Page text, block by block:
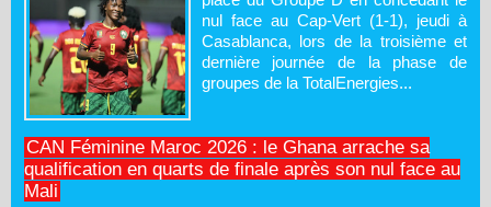
nul face au Cap-Vert (1-1), jeudi à
Casablanca, lors de la troisième et
dernière journée de la phase de
groupes de la TotalEnergies...
CAN Féminine Maroc 2026 : le Ghana arrache sa
qualification en quarts de finale après son nul face au
Mali